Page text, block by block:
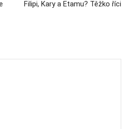
Filipi, Kary a Etamu? Těžko říci